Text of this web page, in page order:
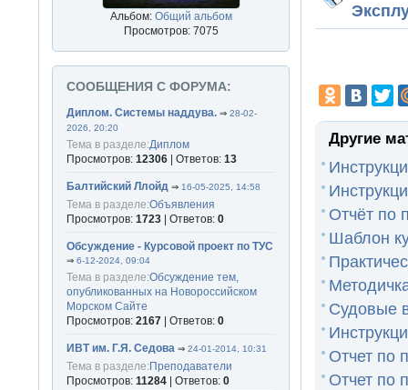
Другие
Отчёт по
Шаблон
Судовые
Отчет по
Отчет по
Альбом: Общий альбом
Просмотров: 7075
СООБЩЕНИЯ С ФОРУМА:
Диплом. Системы наддува. ⇒28-02-
2026, 20:20
Тема в разделе:Диплом
Просмотров:12306 | Ответов:13
Балтийский Ллойд ⇒16-05-2025, 14:58
Тема в разделе:Объявления
Просмотров:1723 | Ответов:0
Обсуждение - Курсовой проект по ТУС
⇒6-12-2024, 09:04
Тема в разделе:Обсуждение тем,
опубликованных на Новороссийском
Морском Сайте
Просмотров:2167 | Ответов:0
ИВТ им. Г.Я. Седова ⇒24-01-2014, 10:31
Тема в разделе:Преподаватели
Просмотров:11284 | Ответов:0